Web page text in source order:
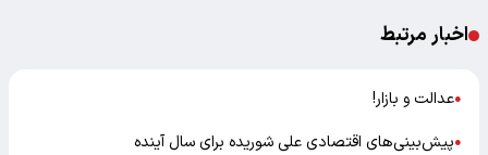
اخبار مرتبط
●عدالت و بازار!
●پیش‌بینی‌های اقتصادی علی شوریده برای سال آینده